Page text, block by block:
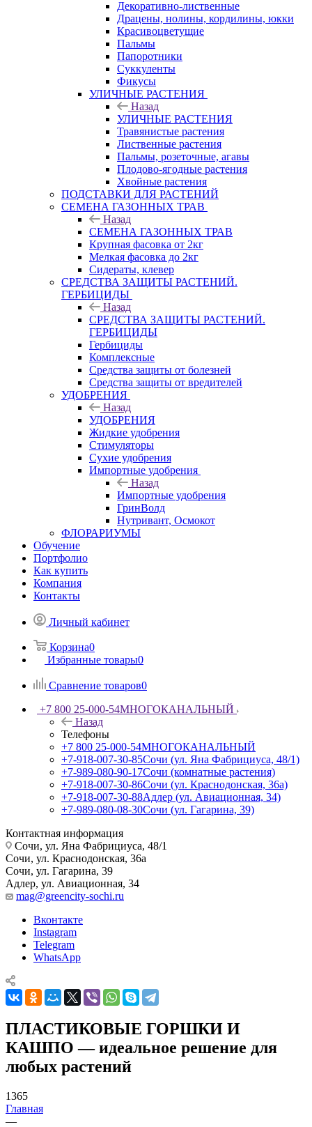
Декоративно-лиственные
Драцены, нолины, кордилины, юкки
Красивоцветущие
Пальмы
Папоротники
Суккуленты
Фикусы
УЛИЧНЫЕ РАСТЕНИЯ
Назад
УЛИЧНЫЕ РАСТЕНИЯ
Травянистые растения
Лиственные растения
Пальмы, розеточные, агавы
Плодово-ягодные растения
Хвойные растения
ПОДСТАВКИ ДЛЯ РАСТЕНИЙ
СЕМЕНА ГАЗОННЫХ ТРАВ
Назад
СЕМЕНА ГАЗОННЫХ ТРАВ
Крупная фасовка от 2кг
Мелкая фасовка до 2кг
Сидераты, клевер
СРЕДСТВА ЗАЩИТЫ РАСТЕНИЙ.
ГЕРБИЦИДЫ
Назад
СРЕДСТВА ЗАЩИТЫ РАСТЕНИЙ.
ГЕРБИЦИДЫ
Гербициды
Комплексные
Средства защиты от болезней
Средства защиты от вредителей
УДОБРЕНИЯ
Назад
УДОБРЕНИЯ
Жидкие удобрения
Стимуляторы
Сухие удобрения
Импортные удобрения
Назад
Импортные удобрения
ГринВолд
Нутривант, Осмокот
ФЛОРАРИУМЫ
Обучение
Портфолио
Как купить
Компания
Контакты
Личный кабинет
Корзина0
Избранные товары0
Сравнение товаров0
+7 800 25-000-54МНОГОКАНАЛЬНЫЙ
Назад
Телефоны
+7 800 25-000-54МНОГОКАНАЛЬНЫЙ
+7-918-007-30-85Сочи (ул. Яна Фабрициуса, 48/1)
+7-989-080-90-17Сочи (комнатные растения)
+7-918-007-30-86Сочи (ул. Краснодонская, 36а)
+7-918-007-30-88Адлер (ул. Авиационная, 34)
+7-989-080-08-30Сочи (ул. Гагарина, 39)
Контактная информация
Сочи, ул. Яна Фабрициуса, 48/1
Сочи, ул. Краснодонская, 36а
Сочи, ул. Гагарина, 39
Адлер, ул. Авиационная, 34
mag@greencity-sochi.ru
Вконтакте
Instagram
Telegram
WhatsApp
ПЛАСТИКОВЫЕ ГОРШКИ И
КАШПО — идеальное решение для
любых растений
1365
Главная
—